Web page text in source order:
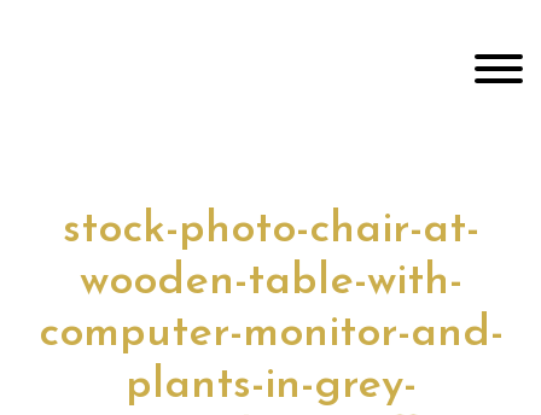
stock-photo-chair-at-
wooden-table-with-
computer-monitor-and-
plants-in-grey-